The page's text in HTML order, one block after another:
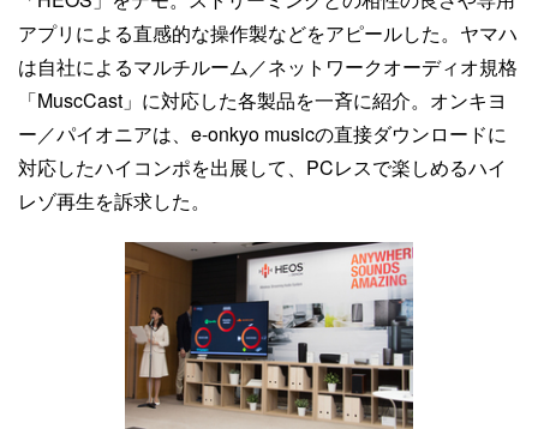
アプリによる直感的な操作製などをアピールした。ヤマハ
は自社によるマルチルーム／ネットワークオーディオ規格
「MuscCast」に対応した各製品を一斉に紹介。オンキヨ
ー／パイオニアは、e-onkyo musicの直接ダウンロードに
対応したハイコンポを出展して、PCレスで楽しめるハイ
レゾ再生を訴求した。